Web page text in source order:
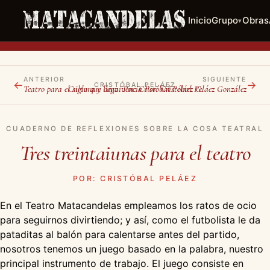
InicioGrupo▾Obras
←ANTERIOR
Teatro para el siglo que llega. Por: Cristóbal Peláez G.
CRISTÓBAL PELÁEZ
SIGUIENTE
Cultura y convivencia Por: Cristóbal Peláez González→
CUADERNO DE REFLEXIONES SOBRE LA COSA TEATRAL
Tres treintaiunas para el teatro
POR: CRISTÓBAL PELÁEZ
En el Teatro Matacandelas empleamos los ratos de ocio
para seguirnos divirtiendo; y así, como el futbolista le da
pataditas al balón para calentarse antes del partido,
nosotros tenemos un juego basado en la palabra, nuestro
principal instrumento de trabajo. El juego consiste en